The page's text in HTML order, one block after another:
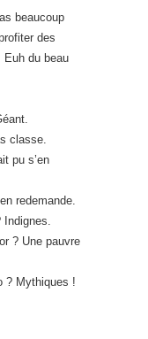
beaucoup
des
Euh du beau
classe.
pu s’en
redemande.
? Une pauvre
? Mythiques !